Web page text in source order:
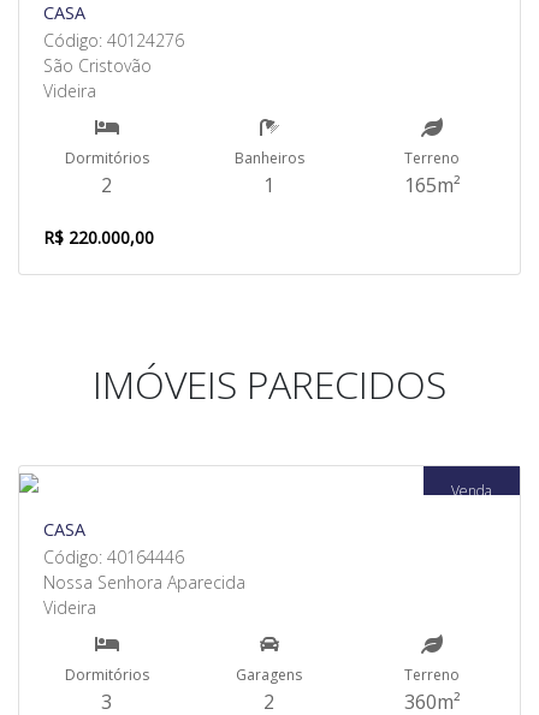
CASA
Código: 40124276
São Cristovão
Videira
Dormitórios
2
Banheiros
1
Terreno
165m²
R$ 220.000,00
IMÓVEIS PARECIDOS
Venda
CASA
Código: 40164446
Nossa Senhora Aparecida
Videira
Dormitórios
3
Garagens
2
Terreno
360m²